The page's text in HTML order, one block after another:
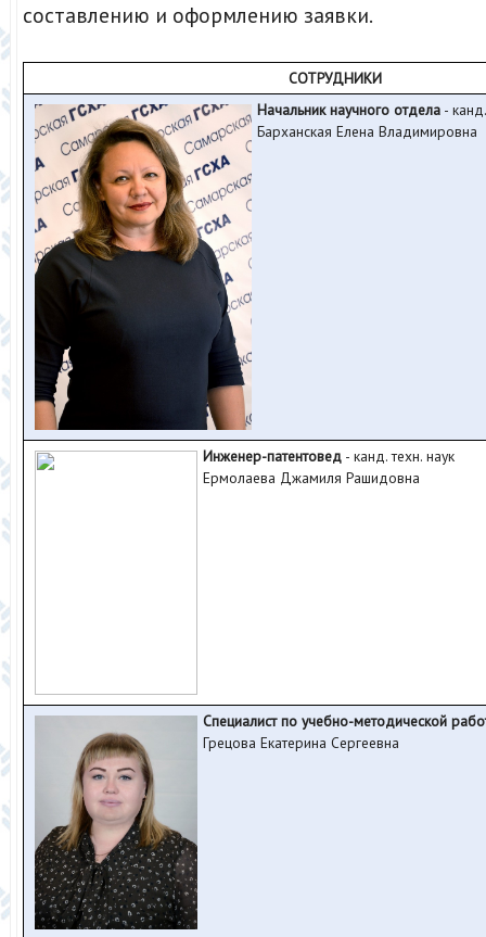
составлению и оформлению заявки.
СОТРУДНИКИ
Начальник научного отдела -
Барханская Елена Владимировна
Инженер-патентовед - канд. техн. наук
Ермолаева Джамиля Рашидовна
Специалист по учебно-методической
Грецова Екатерина Сергеевна